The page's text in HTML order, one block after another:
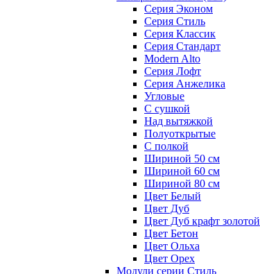
Серия Эконом
Серия Стиль
Серия Классик
Серия Стандарт
Modern Alto
Серия Лофт
Серия Анжелика
Угловые
С сушкой
Над вытяжкой
Полуоткрытые
С полкой
Шириной 50 см
Шириной 60 см
Шириной 80 см
Цвет Белый
Цвет Дуб
Цвет Дуб крафт золотой
Цвет Бетон
Цвет Ольха
Цвет Орех
Модули серии Стиль